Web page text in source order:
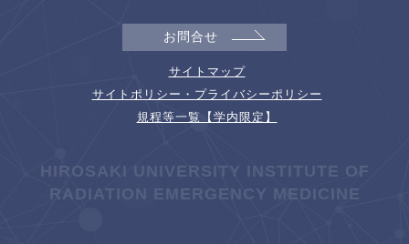
お問合せ
サイトマップ
サイトポリシー・プライバシーポリシー
規程等一覧【学内限定】
HIROSAKI UNIVERSITY INSTITUTE OF
RADIATION EMERGENCY MEDICINE